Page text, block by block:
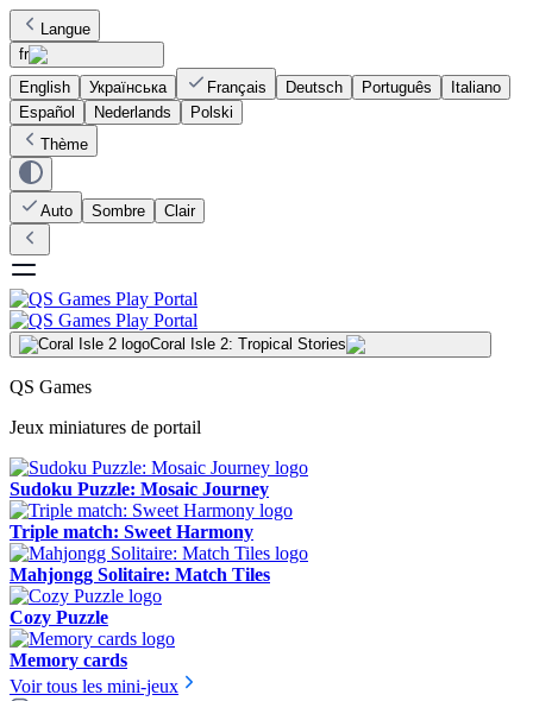
Langue
fr
English
Українська Français Deutsch Português
Italiano
Español
Nederlands
Polski
Thème
Auto Sombre Clair
Coral Isle 2: Tropical Stories
QS Games
Jeux miniatures de portail
Sudoku Puzzle: Mosaic Journey
Triple match: Sweet Harmony
Mahjongg Solitaire: Match Tiles
Cozy Puzzle
Memory cards
Voir tous les mini-jeux